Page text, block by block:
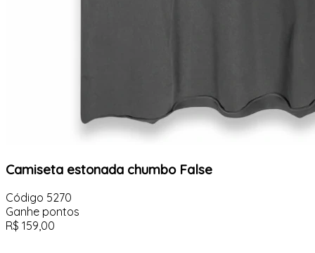
Camiseta estonada chumbo False
Código 5270
Ganhe pontos
R$ 159,00